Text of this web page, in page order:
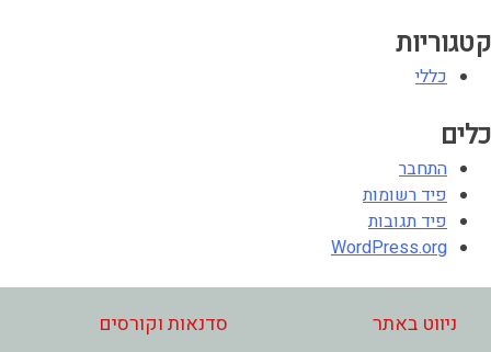
קטגוריות
כללי
כלים
התחבר
פיד רשומות
פיד תגובות
WordPress.org
ניווט באתר סדנאות וקורסים